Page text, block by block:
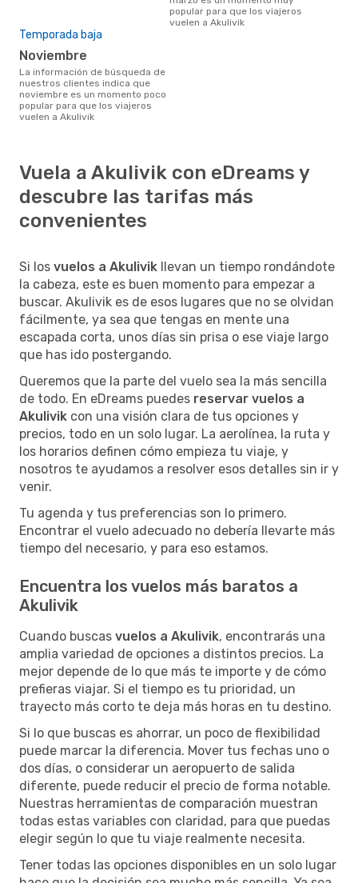
popular para que los viajeros
vuelen a Akulivik
Temporada baja
noviembre
La información de búsqueda de
nuestros clientes indica que
noviembre es un momento poco
popular para que los viajeros
vuelen a Akulivik
Vuela a Akulivik con eDreams y
descubre las tarifas más
convenientes
Si los vuelos a Akulivik llevan un tiempo rondándote
la cabeza, este es buen momento para empezar a
buscar. Akulivik es de esos lugares que no se olvidan
fácilmente, ya sea que tengas en mente una
escapada corta, unos días sin prisa o ese viaje largo
que has ido postergando.
Queremos que la parte del vuelo sea la más sencilla
de todo. En eDreams puedes reservar vuelos a
Akulivik con una visión clara de tus opciones y
precios, todo en un solo lugar. La aerolínea, la ruta y
los horarios definen cómo empieza tu viaje, y
nosotros te ayudamos a resolver esos detalles sin ir y
venir.
Tu agenda y tus preferencias son lo primero.
Encontrar el vuelo adecuado no debería llevarte más
tiempo del necesario, y para eso estamos.
Encuentra los vuelos más baratos a
Akulivik
Cuando buscas vuelos a Akulivik, encontrarás una
amplia variedad de opciones a distintos precios. La
mejor depende de lo que más te importe y de cómo
prefieras viajar. Si el tiempo es tu prioridad, un
trayecto más corto te deja más horas en tu destino.
Si lo que buscas es ahorrar, un poco de flexibilidad
puede marcar la diferencia. Mover tus fechas uno o
dos días, o considerar un aeropuerto de salida
diferente, puede reducir el precio de forma notable.
Nuestras herramientas de comparación muestran
todas estas variables con claridad, para que puedas
elegir según lo que tu viaje realmente necesita.
Tener todas las opciones disponibles en un solo lugar